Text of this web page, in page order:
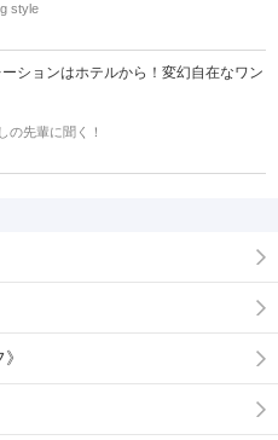
style
ションはホテルから！変幻自在なワン
の先輩に聞く！